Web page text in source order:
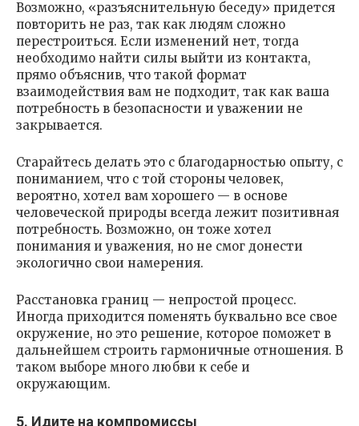
Возможно, «разъяснительную беседу» придется
повторить не раз, так как людям сложно
перестроиться. Если изменений нет, тогда
необходимо найти силы выйти из контакта,
прямо объяснив, что такой формат
взаимодействия вам не подходит, так как ваша
потребность в безопасности и уважении не
закрывается.
Старайтесь делать это с благодарностью опыту, с
пониманием, что с той стороны человек,
вероятно, хотел вам хорошего — в основе
человеческой природы всегда лежит позитивная
потребность. Возможно, он тоже хотел
понимания и уважения, но не смог донести
экологично свои намерения.
Расстановка границ — непростой процесс.
Иногда приходится поменять буквально все свое
окружение, но это решение, которое поможет в
дальнейшем строить гармоничные отношения. В
таком выборе много любви к себе и
окружающим.
5. Идите на компромиссы